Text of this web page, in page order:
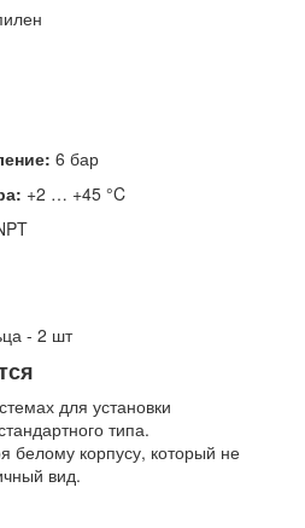
6 бар
+2 … +45 °C
- 2 шт
для установки
типа.
белому корпусу, который не
вид.